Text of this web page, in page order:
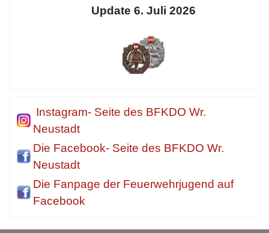
Update 6. Juli 2026
Instagram- Seite des BFKDO Wr.
Neustadt
Die Facebook- Seite des BFKDO Wr.
Neustadt
Die Fanpage der Feuerwehrjugend auf
Facebook